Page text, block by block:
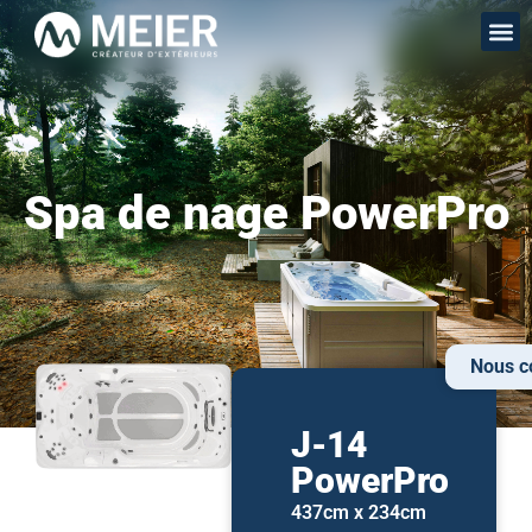
Nous
Spa de nage PowerPro
J-14
PowerPro
437cm x 234cm